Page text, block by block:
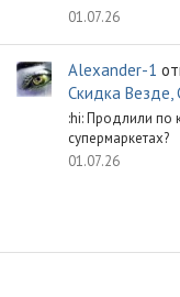
01.07.26
Alexander-1
Скидка Везде,
:hi: Продлили по
супермаркетах?
01.07.26